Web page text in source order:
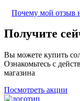
Почему мой отзыв
Получите
Вы можете купить
Ознакомьтесь с
магазина
Посмотреть акции